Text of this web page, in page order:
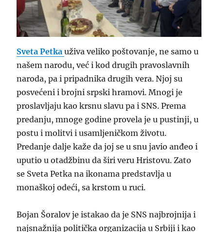
Sveta Petka uživa veliko poštovanje, ne samo u
našem narodu, već i kod drugih pravoslavnih
naroda, pa i pripadnika drugih vera. Njoj su
posvećeni i brojni srpski hramovi. Mnogi je
proslavljaju kao krsnu slavu pa i SNS. Prema
predanju, mnoge godine provela je u pustinji, u
postu i molitvi i usamljeničkom životu.
Predanje dalje kaže da joj se u snu javio anđeo i
uputio u otadžbinu da širi veru Hristovu. Zato
se Sveta Petka na ikonama predstavlja u
monaškoj odeći, sa krstom u ruci.
Bojan Šoralov je istakao da je SNS najbrojnija i
najsnažnija politička organizacija u Srbiji i kao